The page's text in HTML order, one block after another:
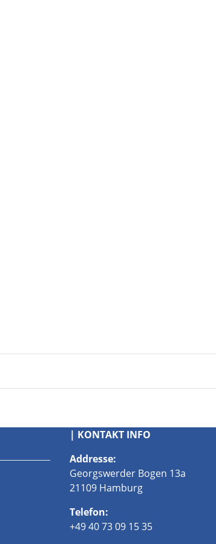
| KONTAKT INFO
Addresse:
Georgswerder Bogen 13a
21109 Hamburg
Telefon:
+49 40 73 09 15 35